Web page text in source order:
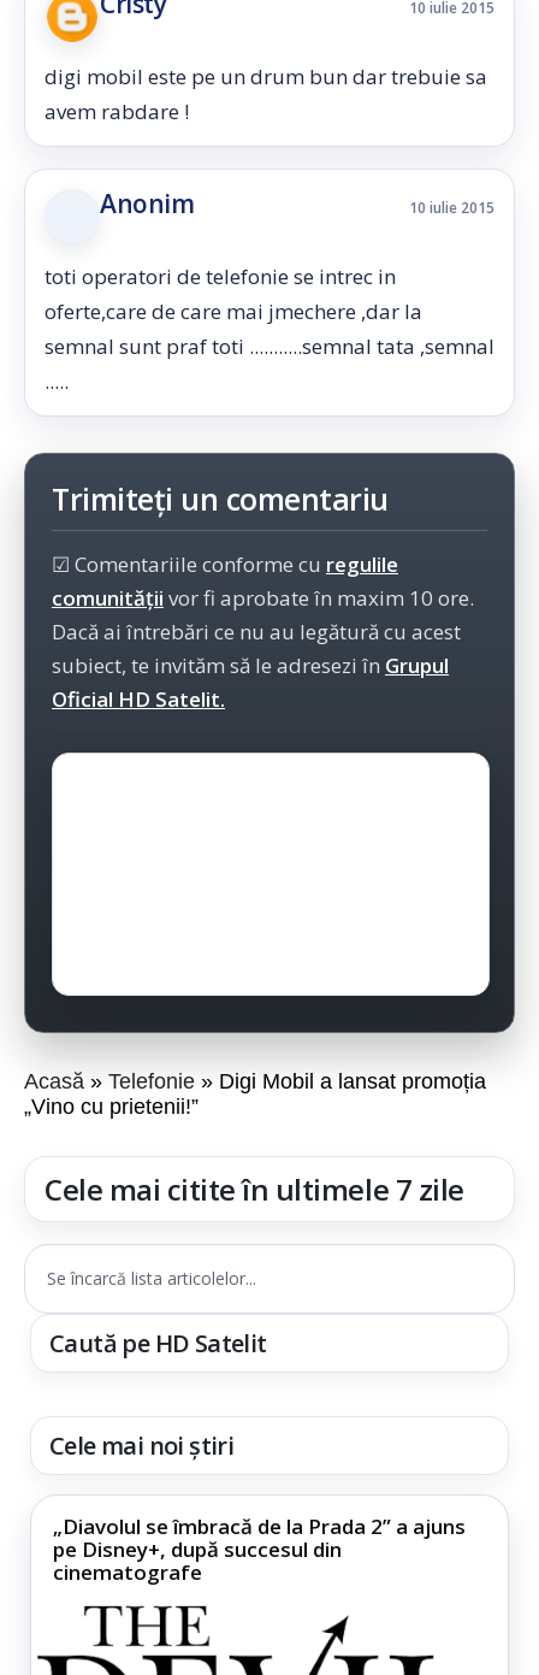
10 iulie 2015
digi mobil este pe un drum bun dar trebuie sa
avem rabdare !
Anonim 10 iulie 2015
toti operatori de telefonie se intrec in
oferte,care de care mai jmechere ,dar la
semnal sunt praf toti ...........semnal tata ,semnal
.....
Trimiteți un comentariu
☑ Comentariile conforme cu regulile
comunității vor fi aprobate în maxim 10 ore.
Dacă ai întrebări ce nu au legătură cu acest
subiect, te invităm să le adresezi în Grupul
Oficial HD Satelit.
Acasă Telefonie
Digi Mobil a lansat promoția
„Vino cu prietenii!”
Cele mai citite în ultimele 7 zile
Se încarcă lista articolelor...
Caută pe HD Satelit
Cele mai noi știri
„Diavolul se îmbracă de la Prada 2” a ajuns
pe Disney+, după succesul din
cinematografe